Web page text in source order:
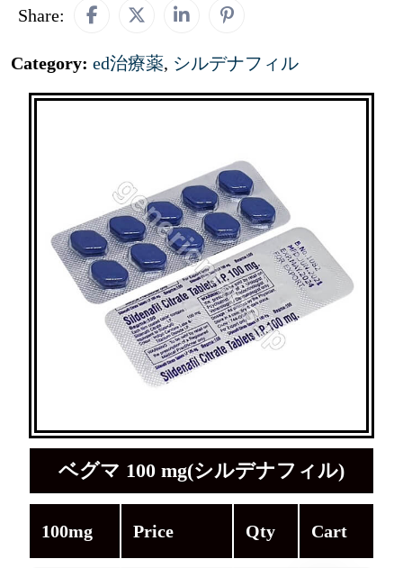
Share:
Category: ed治療薬, シルデナフィル
ベグマ 100 mg(シルデナフィル)
100mg Price Qty Cart